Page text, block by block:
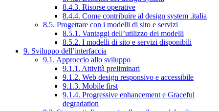
8.4.3. Risorse operative
8.4.4. Come contribuire al design system .italia
8.5. Progettare con i modelli di sito e servizi
8.5.1. Vantaggi dell’utilizzo dei modelli
8.5.2. I modelli di sito e servizi disponibili
9. Sviluppo dell’interfaccia
9.1. Approccio allo sviluppo
9.1.1. Attività preliminari
9.1.2. Web design responsivo e accessibile
9.1.3. Mobile first
9.1.4. Progressive enhancement e Graceful
degradation